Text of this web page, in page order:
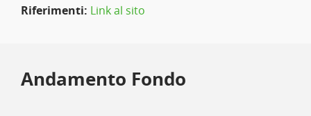
Riferimenti: Link al sito
Andamento Fondo